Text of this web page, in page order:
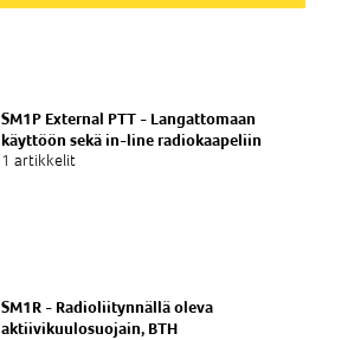
SM1P External PTT - Langattomaan
käyttöön sekä in-line radiokaapeliin
1 artikkelit
SM1R - Radioliitynnällä oleva
aktiivikuulosuojain, BTH